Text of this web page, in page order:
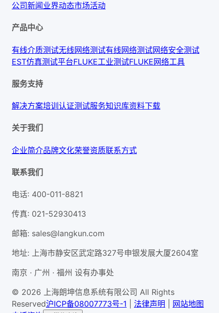
公司新闻业界动态市场活动
产品中心
有线介质测试无线网络测试有线网络测试网络安全测试
EST仿真测试平台FLUKE工业测试FLUKE网络工具
服务支持
解决方案培训认证测试服务知识库资料下载
关于我们
企业简介品牌文化荣誉资质联系方式
联系我们
电话: 400-011-8821
传真: 021-52930413
邮箱: sales@langkun.com
地址: 上海市静安区武定路327号申银发展大厦2604室
南京 · 广州 · 福州 设有办事处
© 2026 上海朗坤信息系统有限公司 All Rights
Reserved沪ICP备08007773号-1 法律声明
网站地图